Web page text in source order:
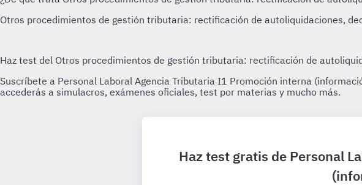
Haz test gratis de Personal